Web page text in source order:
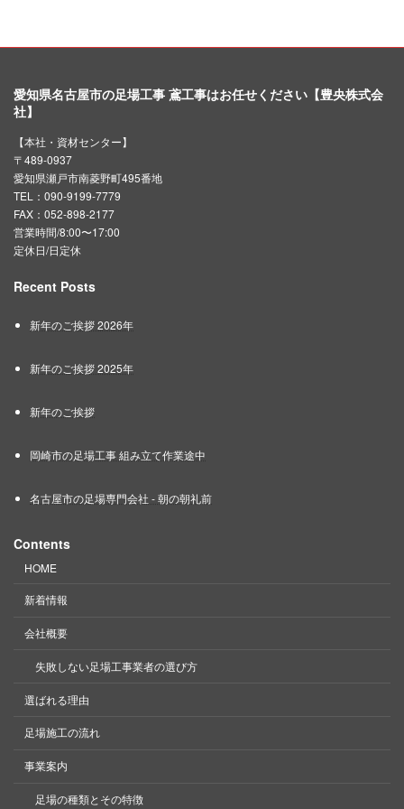
愛知県名古屋市の足場工事 鳶工事はお任せください【豊央株式会
社】
【本社・資材センター】
〒489-0937
愛知県瀬戸市南菱野町495番地
TEL：090-9199-7779
FAX：052-898-2177
営業時間/8:00〜17:00
定休日/日定休
Recent Posts
新年のご挨拶 2026年
新年のご挨拶 2025年
新年のご挨拶
岡崎市の足場工事 組み立て作業途中
名古屋市の足場専門会社 - 朝の朝礼前
Contents
HOME
新着情報
会社概要
失敗しない足場工事業者の選び方
選ばれる理由
足場施工の流れ
事業案内
足場の種類とその特徴